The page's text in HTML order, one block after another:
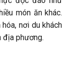
món ăn khác.
nơi du khách
địa phương.